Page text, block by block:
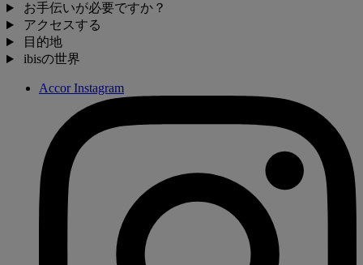
お手伝いが必要ですか？
アクセスする
目的地
ibisの世界
Accor Instagram